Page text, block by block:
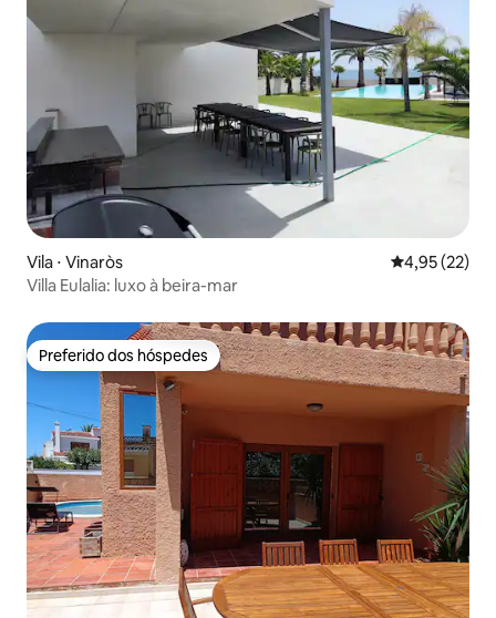
Vila ⋅ Vinaròs 4,95 de uma
4,95 (22)
Villa Eulalia: luxo à beira-mar
Preferido dos hóspedes
Preferido dos hóspedes